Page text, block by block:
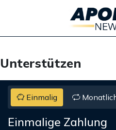
Unterstützen
Einmalig
Einmalige Zahlung